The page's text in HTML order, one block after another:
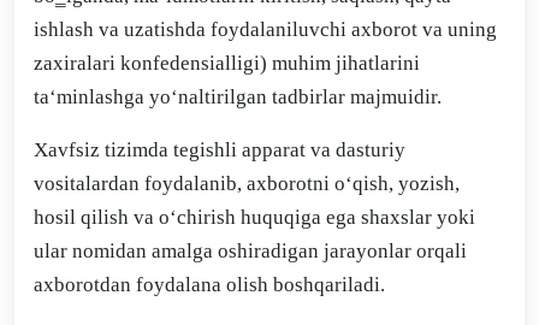
ishlash va uzatishda foydalaniluvchi axborot va uning
zaxiralari konfedensialligi) muhim jihatlarini
ta‘minlashga yo‘naltirilgan tadbirlar majmuidir.
Xavfsiz tizimda tegishli apparat va dasturiy
vositalardan foydalanib, axborotni o‘qish, yozish,
hosil qilish va o‘chirish huquqiga ega shaxslar yoki
ular nomidan amalga oshiradigan jarayonlar orqali
axborotdan foydalana olish boshqariladi.